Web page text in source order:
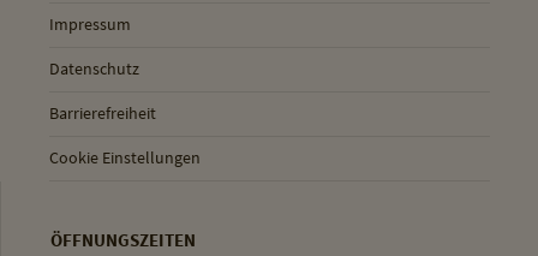
Impressum
Datenschutz
Barrierefreiheit
Cookie Einstellungen
ÖFFNUNGSZEITEN